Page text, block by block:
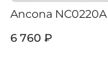
Ancona NC0220A
6 760 ₽